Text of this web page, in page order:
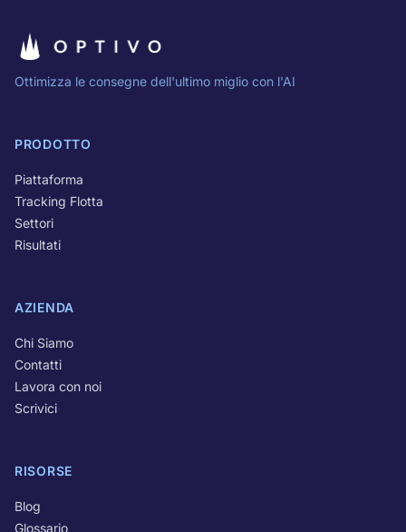
Ottimizza le consegne dell'ultimo miglio con l'AI
PRODOTTO
Piattaforma
Tracking Flotta
Settori
Risultati
AZIENDA
Chi Siamo
Contatti
Lavora con noi
Scrivici
RISORSE
Blog
Glossario